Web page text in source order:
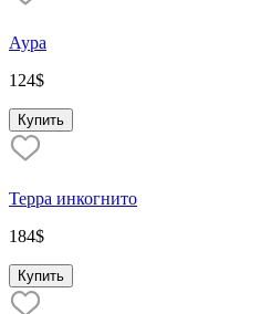
Аура
124$
Купить
Терра инкогнито
184$
Купить